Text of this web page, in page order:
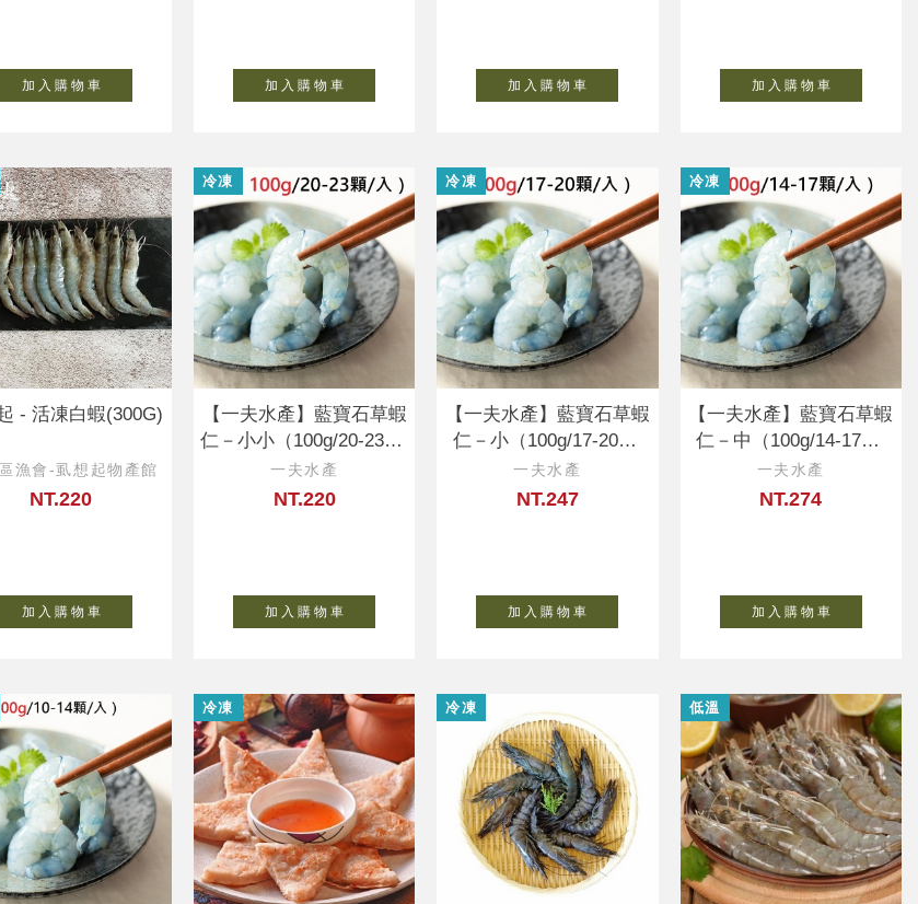
加 入 購 物 車 加 入 購 物 車 加 入 購 物 車 加 入 購 物 車
- 活凍白蝦(300G)
漁會-虱想起物產館
NT.220
加 入 購 物 車
冷凍
【一夫水產】藍寶石草蝦
仁－小小（100g/20-23顆/
入）
一夫水產
NT.220
加 入 購 物 車
冷凍
【一夫水產】藍寶石草蝦
仁－小（100g/17-20顆/
入）
一夫水產
NT.247
加 入 購 物 車
冷凍
【一夫水產】藍寶石草蝦
仁－中（100g/14-17顆/
入）
一夫水產
NT.274
加 入 購 物 車
冷凍 冷凍 低溫